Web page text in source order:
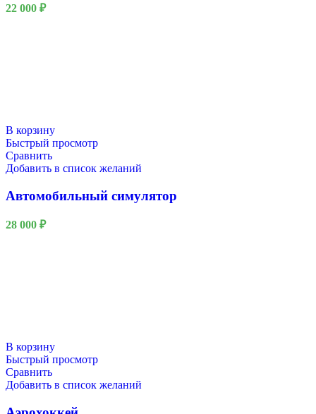
22 000 ₽
В корзину
Быстрый просмотр
Сравнить
Добавить в список желаний
Автомобильный симулятор
28 000 ₽
В корзину
Быстрый просмотр
Сравнить
Добавить в список желаний